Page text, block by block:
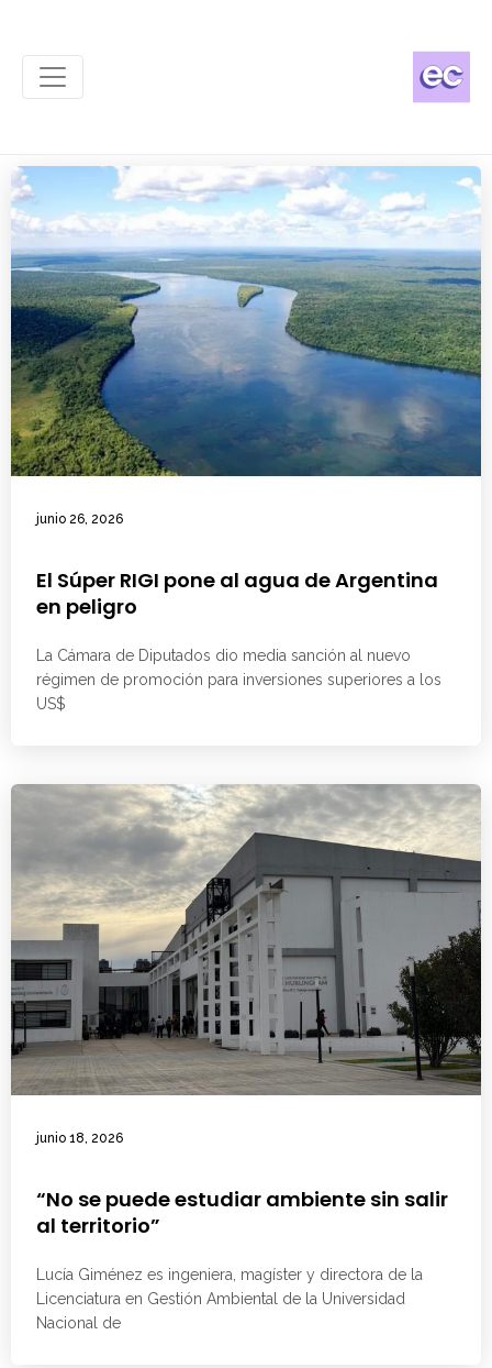
junio 26, 2026
El Súper RIGI pone al agua de Argentina
en peligro
La Cámara de Diputados dio media sanción al nuevo
régimen de promoción para inversiones superiores a los
US$
junio 18, 2026
“No se puede estudiar ambiente sin salir
al territorio”
Lucía Giménez es ingeniera, magíster y directora de la
Licenciatura en Gestión Ambiental de la Universidad
Nacional de